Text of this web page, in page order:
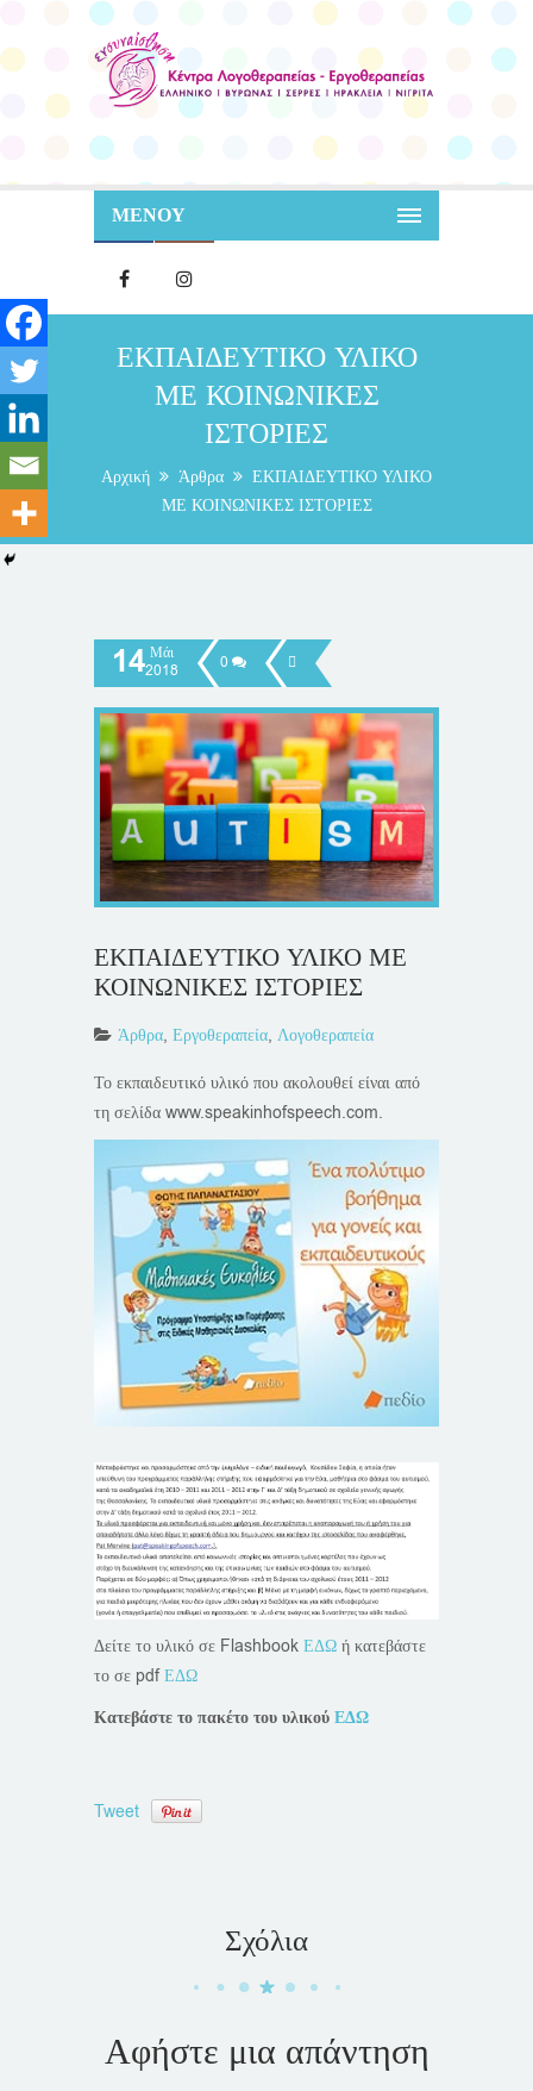
ΜΕΝΟΥ
ΕΚΠΑΙΔΕΥΤΙΚΟ ΥΛΙΚΟ
ΜΕ ΚΟΙΝΩΝΙΚΕΣ
ΙΣΤΟΡΙΕΣ
Αρχική Άρθρα
ΕΚΠΑΙΔΕΥΤΙΚΟ ΥΛΙΚΟ
ΜΕ ΚΟΙΝΩΝΙΚΕΣ ΙΣΤΟΡΙΕΣ
14 Μάι
2018
0
ΕΚΠΑΙΔΕΥΤΙΚΟ ΥΛΙΚΟ ΜΕ
ΚΟΙΝΩΝΙΚΕΣ ΙΣΤΟΡΙΕΣ
Άρθρα, Εργοθεραπεία, Λογοθεραπεία
Το εκπαιδευτικό υλικό που ακολουθεί είναι από
τη σελίδα www.speakinhofspeech.com.
Δείτε το υλικό σε Flashbook ΕΔΩ ή κατεβάστε
το σε pdfΕΔΩ
Κατεβάστε το πακέτο του υλικού ΕΔΩ
Tweet
Σχόλια
Αφήστε μια απάντηση